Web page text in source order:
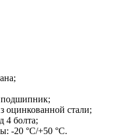
оцинкованной стали;
4 болта;
-20 °С/+50 °С.